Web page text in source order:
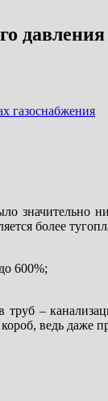
давления
газоснабжения
более
600%;
–
ведь даже